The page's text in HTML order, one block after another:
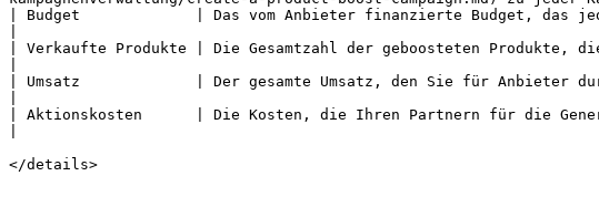
| Budget             | Das vom Anbieter finanzierte Budget, das jeder
| Verkaufte Produkte | Die Gesamtzahl der geboosteten Produkte,
| Umsatz             | Der gesamte Umsatz, den Sie für Anbieter
| Aktionskosten      | Die Kosten, die Ihren Partnern für die
</details>